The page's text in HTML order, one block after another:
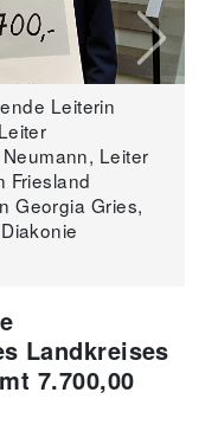
Leiterin
Leiter
Friesland
Georgia Gries,
Next
Landkreises
7.700,00